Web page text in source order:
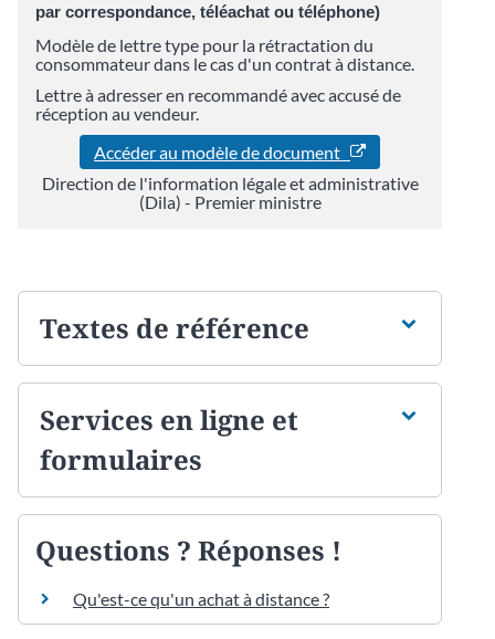
par correspondance, téléachat ou téléphone)
Modèle de lettre type pour la rétractation du
consommateur dans le cas d'un contrat à distance.
Lettre à adresser en recommandé avec accusé de
réception au vendeur.
Accéder au modèle de document
Direction de l'information légale et administrative
(Dila) - Premier ministre
Textes de référence
Services en ligne et
formulaires
Questions ? Réponses !
Qu'est-ce qu'un achat à distance ?